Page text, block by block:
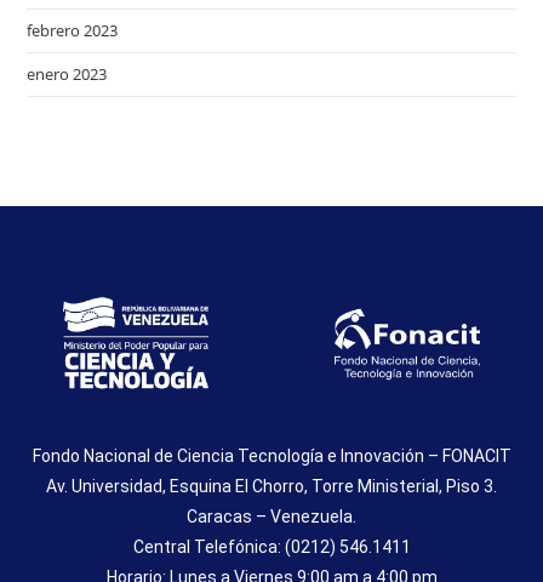
febrero 2023
enero 2023
Fondo Nacional de Ciencia Tecnología e Innovación – FONACIT
Av. Universidad, Esquina El Chorro, Torre Ministerial, Piso 3.
Caracas – Venezuela.
Central Telefónica: (0212) 546.1411
Horario: Lunes a Viernes 9:00 am a 4:00 pm